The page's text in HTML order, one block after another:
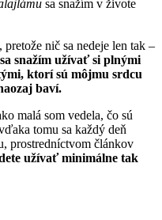
sa snažím v živote
nič sa nedeje len tak –
snažím užívať si plnými
ktorí sú môjmu srdcu
baví.
malá som vedela, čo sú
tomu sa každý deň
prostredníctvom článkov
užívať minimálne tak